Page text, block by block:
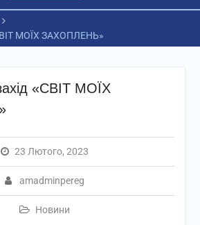
МОЇХ ЗАХОПЛЕНЬ»
«СВІТ МОЇХ
23 Лютого, 2023
amadminpereg
Новини